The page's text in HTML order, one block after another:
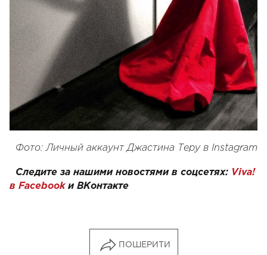
Фото: Личный аккаунт Джастина Теру в Instagram
Следите за нашими новостями в соцсетях: Viva!
в Facebookи ВКонтакте
ПОШЕРИТИ